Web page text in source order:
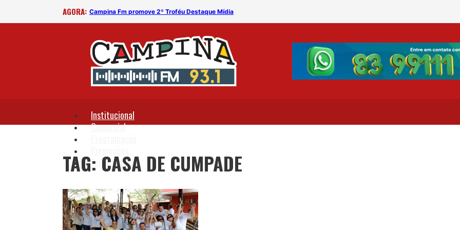
AGORA: Campina Fm promove 2º Troféu Destaque Mídia
Institucional
Comercial
Fale Conosco
TAG: CASA DE CUMPADE